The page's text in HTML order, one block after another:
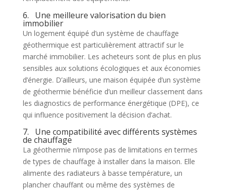
6. Une meilleure valorisation du bien
immobilier
Un logement équipé d’un système de chauffage
géothermique est particulièrement attractif sur le
marché immobilier. Les acheteurs sont de plus en plus
sensibles aux solutions écologiques et aux économies
d’énergie. D’ailleurs, une maison équipée d’un système
de géothermie bénéficie d’un meilleur classement dans
les diagnostics de performance énergétique (DPE), ce
qui influence positivement la décision d’achat.
7. Une compatibilité avec différents systèmes
de chauffage
La géothermie n’impose pas de limitations en termes
de types de chauffage à installer dans la maison. Elle
alimente des radiateurs à basse température, un
plancher chauffant ou même des systèmes de